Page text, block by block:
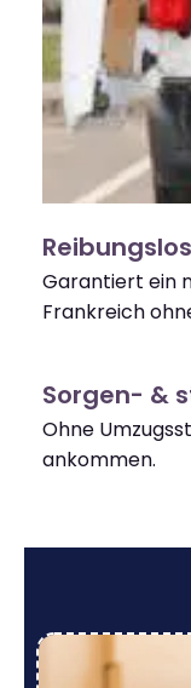
Garantiert ein
Frankreich
Sorgen- &
Ohne
ankommen.